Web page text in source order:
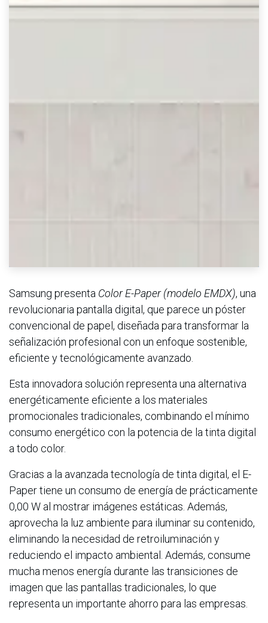
Samsung presenta Color E-Paper (modelo EMDX), una
revolucionaria pantalla digital, que parece un póster
convencional de papel, diseñada para transformar la
señalización profesional con un enfoque sostenible,
eficiente y tecnológicamente avanzado.
Esta innovadora solución representa una alternativa
energéticamente eficiente a los materiales
promocionales tradicionales, combinando el mínimo
consumo energético con la potencia de la tinta digital
a todo color.
Gracias a la avanzada tecnología de tinta digital, el E-
Paper tiene un consumo de energía de prácticamente
0,00 W al mostrar imágenes estáticas. Además,
aprovecha la luz ambiente para iluminar su contenido,
eliminando la necesidad de retroiluminación y
reduciendo el impacto ambiental. Además, consume
mucha menos energía durante las transiciones de
imagen que las pantallas tradicionales, lo que
representa un importante ahorro para las empresas.